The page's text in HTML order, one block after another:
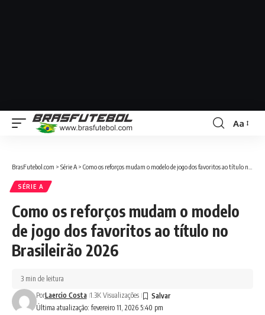
Aa
BrasFutebol.com > Série A > Como os reforços mudam o modelo de jogo dos favoritos ao título no Brasileirão 2026
SÉRIE A
Como os reforços mudam o modelo
de jogo dos favoritos ao título no
Brasileirão 2026
Última atualização: fevereiro 11, 2026 5:40 pm
PorLaercio Costa 1.3K Visualizações
3 min de leitura